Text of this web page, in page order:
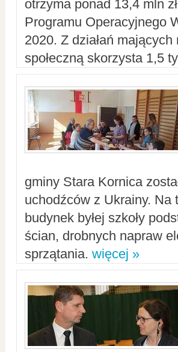
otrzyma ponad 13,4 mln
Programu Operacyjnego
2020. Z działań
społeczną skorzysta 1,5
gminy Stara Kornica
uchodźców z Ukrainy. Na
budynek byłej szkoły
ścian, drobnych napraw
sprzątania. więcej »